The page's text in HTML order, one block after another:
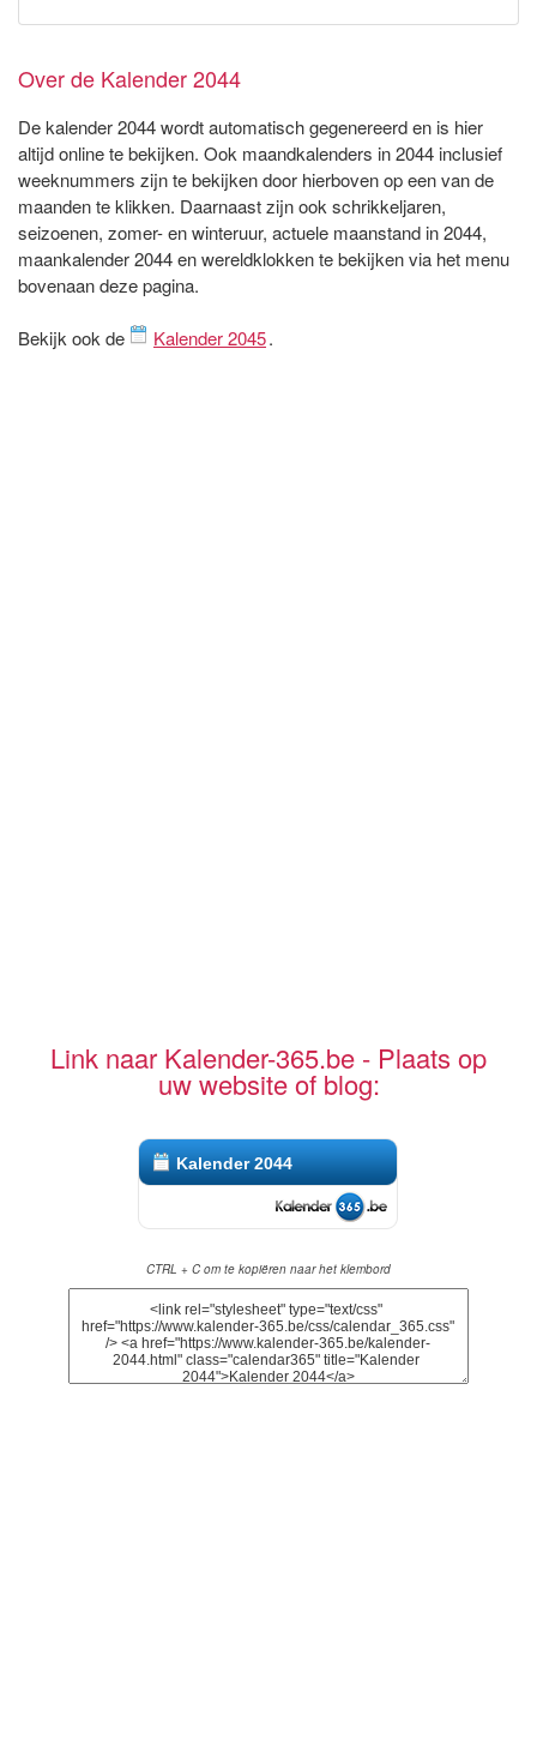
Over de Kalender 2044
De kalender 2044 wordt automatisch gegenereerd en is hier
altijd online te bekijken. Ook maandkalenders in 2044 inclusief
weeknummers zijn te bekijken door hierboven op een van de
maanden te klikken. Daarnaast zijn ook schrikkeljaren,
seizoenen, zomer- en winteruur, actuele maanstand in 2044,
maankalender 2044 en wereldklokken te bekijken via het menu
bovenaan deze pagina.
Bekijk ook de Kalender 2045.
Link naar Kalender-365.be - Plaats op
uw website of blog:
Kalender 2044
CTRL + C om te kopiëren naar het klembord